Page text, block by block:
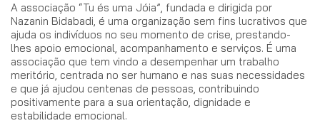
A associação “Tu és uma Jóia”, fundada e dirigida por
Nazanin Bidabadi, é uma organização sem fins lucrativos que
ajuda os indivíduos no seu momento de crise, prestando-
lhes apoio emocional, acompanhamento e serviços. É uma
associação que tem vindo a desempenhar um trabalho
meritório, centrada no ser humano e nas suas necessidades
e que já ajudou centenas de pessoas, contribuindo
positivamente para a sua orientação, dignidade e
estabilidade emocional.